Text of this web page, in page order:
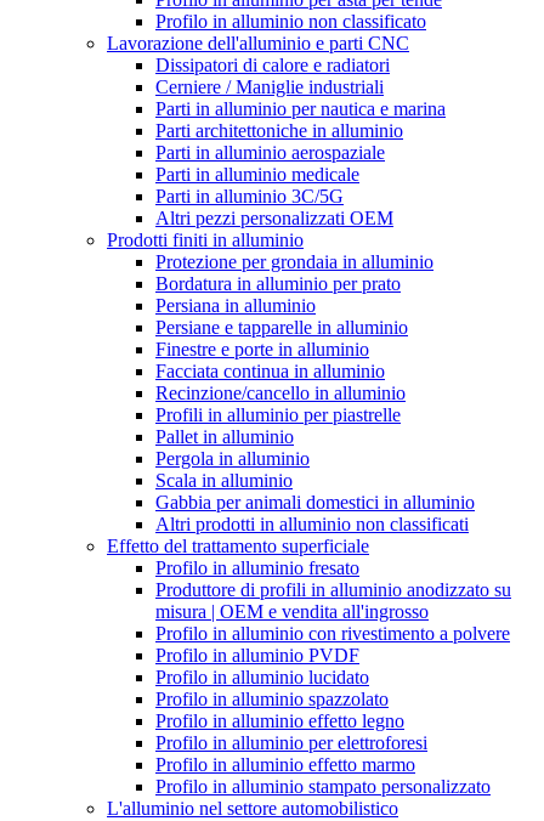
Profilo in alluminio non classificato
Lavorazione dell'alluminio e parti CNC
Dissipatori di calore e radiatori
Cerniere / Maniglie industriali
Parti in alluminio per nautica e marina
Parti architettoniche in alluminio
Parti in alluminio aerospaziale
Parti in alluminio medicale
Parti in alluminio 3C/5G
Altri pezzi personalizzati OEM
Prodotti finiti in alluminio
Protezione per grondaia in alluminio
Bordatura in alluminio per prato
Persiana in alluminio
Persiane e tapparelle in alluminio
Finestre e porte in alluminio
Facciata continua in alluminio
Recinzione/cancello in alluminio
Profili in alluminio per piastrelle
Pallet in alluminio
Pergola in alluminio
Scala in alluminio
Gabbia per animali domestici in alluminio
Altri prodotti in alluminio non classificati
Effetto del trattamento superficiale
Profilo in alluminio fresato
Produttore di profili in alluminio anodizzato su
misura | OEM e vendita all'ingrosso
Profilo in alluminio con rivestimento a polvere
Profilo in alluminio PVDF
Profilo in alluminio lucidato
Profilo in alluminio spazzolato
Profilo in alluminio effetto legno
Profilo in alluminio per elettroforesi
Profilo in alluminio effetto marmo
Profilo in alluminio stampato personalizzato
L'alluminio nel settore automobilistico